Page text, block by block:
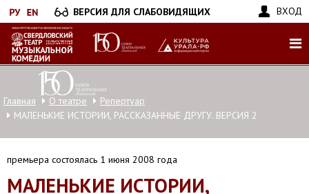
Перейти
к
основному
содержанию
ВЕРСИЯ ДЛЯ СЛАБОВИДЯЩИХ ВХОД
Главная О театре
Репертуар
МАЛЕНЬКИЕ ИСТОРИИ, РАССКАЗАННЫЕ ДРУГУ. ВЕРСИЯ 2
премьера состоялась 1 июня 2008 года
МАЛЕНЬКИЕ ИСТОРИИ,